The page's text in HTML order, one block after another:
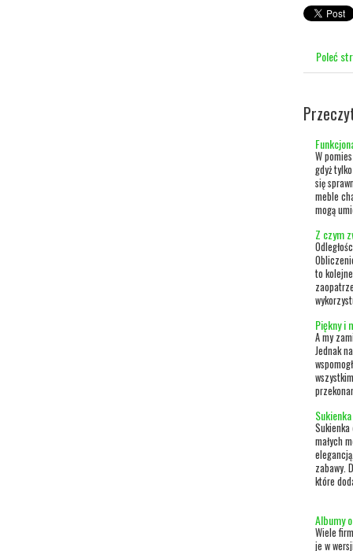
Poleć
W
gdyż
się
meble
mogą
Z czym
to
Piękny i
A my
Jednak
małych
zabawy.
które
Albumy
Wiele
je w